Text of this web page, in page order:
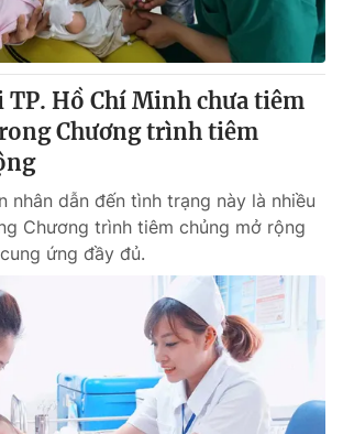
TP. Hồ Chí Minh chưa tiêm
Chương trình tiêm
nhân dẫn đến tình trạng này là nhiều
Chương trình tiêm chủng mở rộng
ứng đầy đủ.